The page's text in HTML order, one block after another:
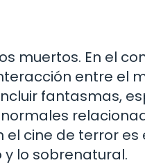
muertos. En el
entre el
fantasmas,
el cine de terror es
lo sobrenatural.